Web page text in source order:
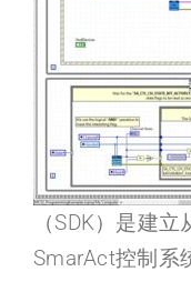
（SDK）是建
SmarAct控制系